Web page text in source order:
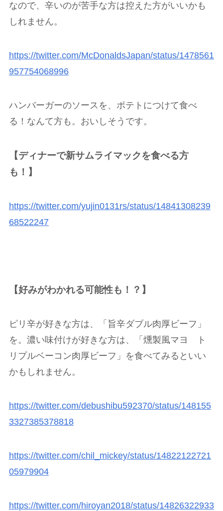
なので、辛いのが苦手な方は控えた方がいいかも
しれません。
https://twitter.com/McDonaldsJapan/status/1478561
957754068996
ハンバーガーのソースを、ポテトにつけて食べ
る！なんて方も。おいしそうです。
【ディナーで新サムライマックを食べる方
も！】
https://twitter.com/yujin0131rs/status/14841308239
68522247
【好みがわかれる可能性も！？】
ピリ辛が好きな方は、「旨辛ダブル肉厚ビーフ」
を。濃い味付けが好きな方は、「燻製風マヨ ト
リプルベーコン肉厚ビーフ」を食べてみるといい
かもしれません。
https://twitter.com/debushibu592370/status/148155
3327385378818
https://twitter.com/chil_mickey/status/14822122721
05979904
https://twitter.com/hiroyan2018/status/14826322933